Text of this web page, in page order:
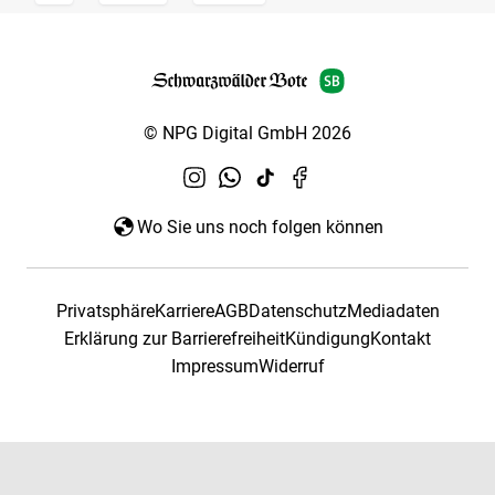
© NPG Digital GmbH 2026
Wo Sie uns noch folgen können
PrivatsphäreKarriereAGBDatenschutzMediadaten
Erklärung zur BarrierefreiheitKündigungKontakt
ImpressumWiderruf